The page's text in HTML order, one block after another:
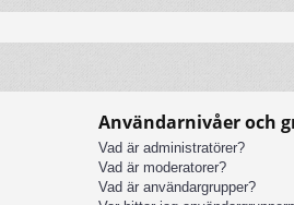
Användarnivåer och
Vad är administratörer?
Vad är moderatorer?
Vad är användargrupper?